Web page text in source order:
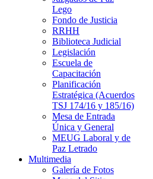
Lego
Fondo de Justicia
RRHH
Biblioteca Judicial
Legislación
Escuela de
Capacitación
Planificación
Estratégica (Acuerdos
TSJ 174/16 y 185/16)
Mesa de Entrada
Única y General
MEUG Laboral y de
Paz Letrado
Multimedia
Galería de Fotos